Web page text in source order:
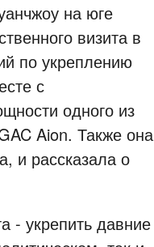
на юге
визита в
по укреплению
с
одного из
Aion. Также она
и рассказала о
- укрепить давние